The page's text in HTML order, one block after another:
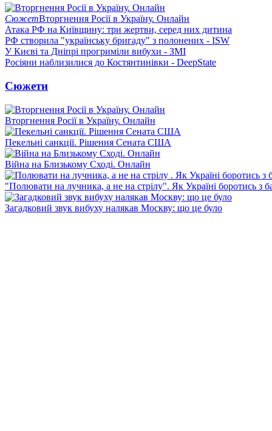
СюжетВторгнення Росії в Україну. Онлайн
Атака РФ на Київщину: три жертви, серед них дитина
РФ створила "українську бригаду" з полонених - ISW
У Києві та Дніпрі прогриміли вибухи - ЗМІ
Росіяни наблизилися до Костянтинівки - DeepState
Сюжети
Вторгнення Росії в Україну. Онлайн
Пекельні санкції. Рішення Сената США
Війна на Близькому Сході. Онлайн
"Полювати на лучника, а не на стрілу". Як Україні боротись з
Загадковий звук вибуху налякав Москву: що це було